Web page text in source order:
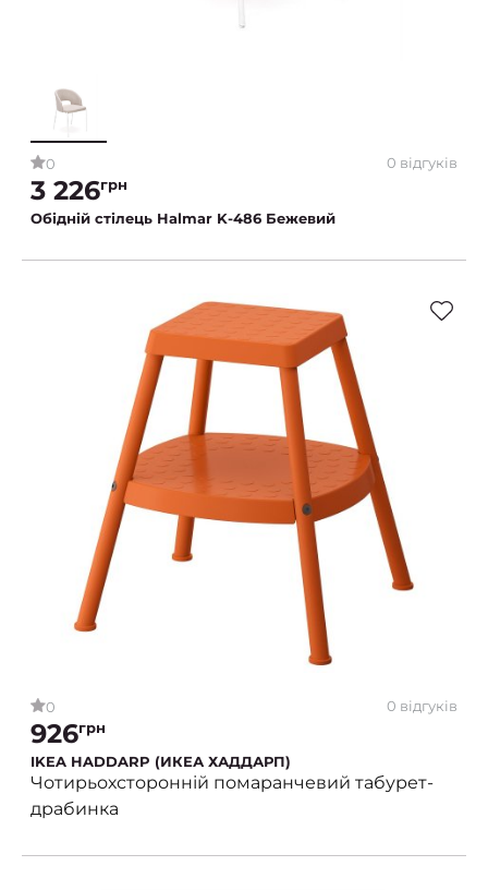
0 0 відгуків
3 226грн
Обідній стілець Halmar K-486 Бежевий
0 0 відгуків
926грн
IKEA HADDARP (ИКЕА ХАДДАРП)
Чотирьохсторонній помаранчевий табурет-
драбинка